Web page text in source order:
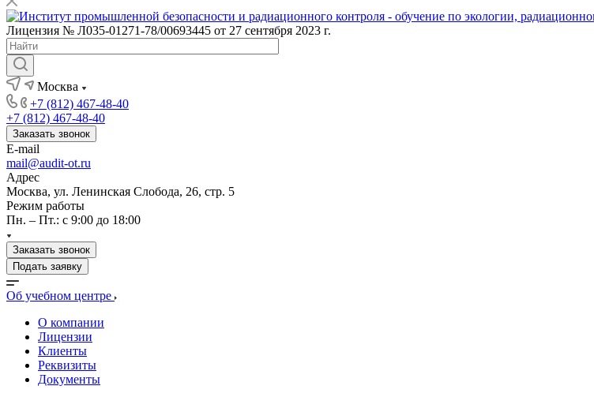
Лицензия № Л035-01271-78/00693445 от 27 сентября 2023 г.
Москва
+7 (812) 467-48-40
+7 (812) 467-48-40
Заказать звонок
E-mail
mail@audit-ot.ru
Адрес
Москва, ул. Ленинская Слобода, 26, стр. 5
Режим работы
Пн. – Пт.: с 9:00 до 18:00
Заказать звонок
Подать заявку
Об учебном центре
О компании
Лицензии
Клиенты
Реквизиты
Документы